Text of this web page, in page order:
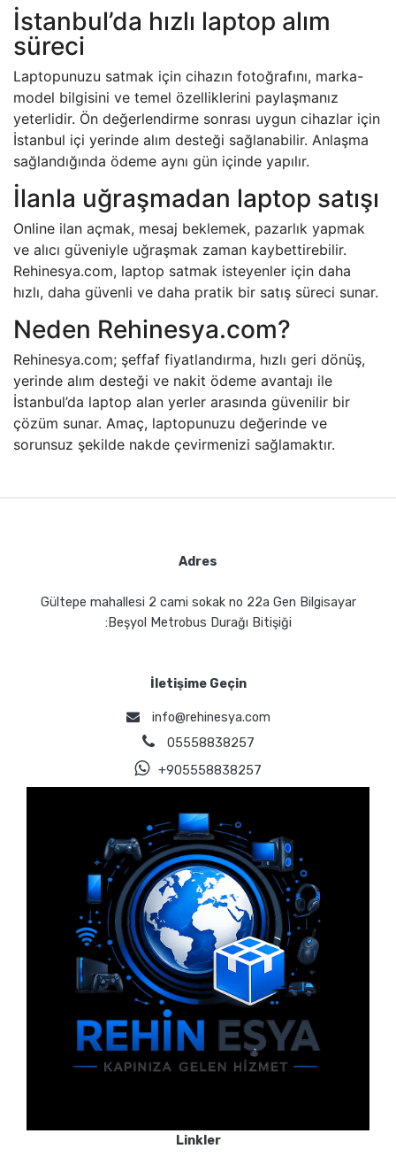
İstanbul’da hızlı laptop alım
süreci
Laptopunuzu satmak için cihazın fotoğrafını, marka-
model bilgisini ve temel özelliklerini paylaşmanız
yeterlidir. Ön değerlendirme sonrası uygun cihazlar için
İstanbul içi yerinde alım desteği sağlanabilir. Anlaşma
sağlandığında ödeme aynı gün içinde yapılır.
İlanla uğraşmadan laptop satışı
Online ilan açmak, mesaj beklemek, pazarlık yapmak
ve alıcı güveniyle uğraşmak zaman kaybettirebilir.
Rehinesya.com, laptop satmak isteyenler için daha
hızlı, daha güvenli ve daha pratik bir satış süreci sunar.
Neden Rehinesya.com?
Rehinesya.com; şeffaf fiyatlandırma, hızlı geri dönüş,
yerinde alım desteği ve nakit ödeme avantajı ile
İstanbul’da laptop alan yerler arasında güvenilir bir
çözüm sunar. Amaç, laptopunuzu değerinde ve
sorunsuz şekilde nakde çevirmenizi sağlamaktır.
Adres
Gültepe mahallesi 2 cami sokak no 22a Gen Bilgisayar
:Beşyol Metrobus Durağı Bitişiği
İletişime Geçin
info@rehinesya.com
05558838257
+905558838257
Linkler